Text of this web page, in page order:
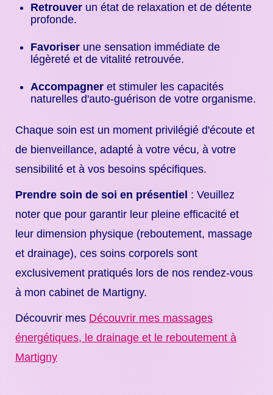
Retrouver un état de relaxation et de détente
profonde.
Favoriser une sensation immédiate de
légèreté et de vitalité retrouvée.
Accompagner et stimuler les capacités
naturelles d'auto-guérison de votre organisme.
Chaque soin est un moment privilégié d'écoute et
de bienveillance, adapté à votre vécu, à votre
sensibilité et à vos besoins spécifiques.
Prendre soin de soi en présentiel : Veuillez
noter que pour garantir leur pleine efficacité et
leur dimension physique (reboutement, massage
et drainage), ces soins corporels sont
exclusivement pratiqués lors de nos rendez-vous
à mon cabinet de Martigny.
Découvrir mes Découvrir mes massages
énergétiques, le drainage et le reboutement à
Martigny